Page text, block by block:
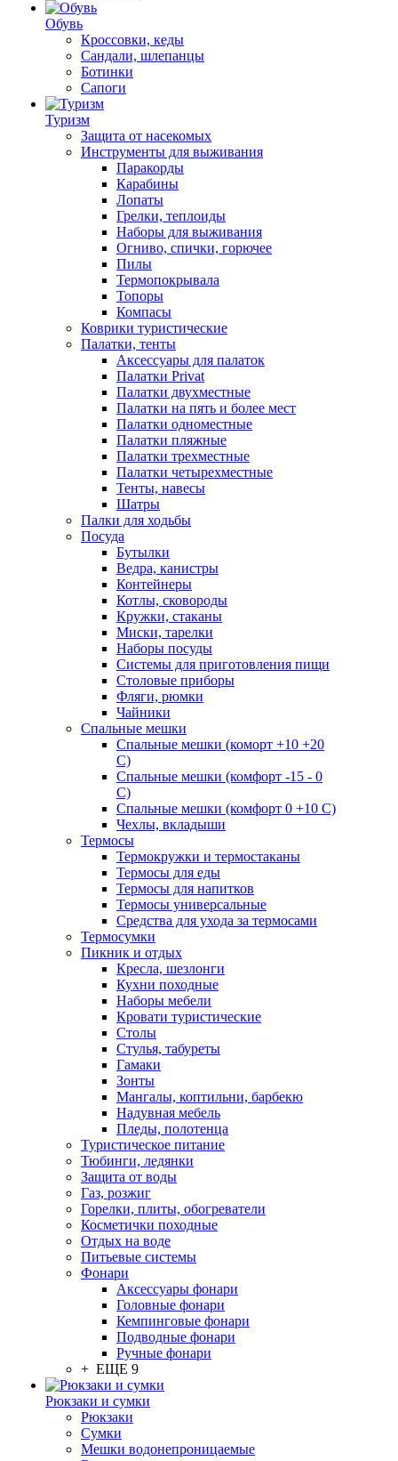
Обувь
Кроссовки, кеды
Сандали, шлепанцы
Ботинки
Сапоги
Туризм
Защита от насекомых
Инструменты для выживания
Паракорды
Карабины
Лопаты
Грелки, теплоиды
Наборы для выживания
Огниво, спички, горючее
Пилы
Термопокрывала
Топоры
Компасы
Коврики туристические
Палатки, тенты
Аксессуары для палаток
Палатки Privat
Палатки двухместные
Палатки на пять и более мест
Палатки одноместные
Палатки пляжные
Палатки трехместные
Палатки четырехместные
Тенты, навесы
Шатры
Палки для ходьбы
Посуда
Бутылки
Ведра, канистры
Контейнеры
Котлы, сковороды
Кружки, стаканы
Миски, тарелки
Наборы посуды
Системы для приготовления пищи
Столовые приборы
Фляги, рюмки
Чайники
Спальные мешки
Спальные мешки (коморт +10 +20
С)
Спальные мешки (комфорт -15 - 0
С)
Спальные мешки (комфорт 0 +10 С)
Чехлы, вкладыши
Термосы
Термокружки и термостаканы
Термосы для еды
Термосы для напитков
Термосы универсальные
Средства для ухода за термосами
Термосумки
Пикник и отдых
Кресла, шезлонги
Кухни походные
Наборы мебели
Кровати туристические
Столы
Стулья, табуреты
Гамаки
Зонты
Мангалы, коптильни, барбекю
Надувная мебель
Пледы, полотенца
Туристическое питание
Тюбинги, ледянки
Защита от воды
Газ, розжиг
Горелки, плиты, обогреватели
Косметички походные
Отдых на воде
Питьевые системы
Фонари
Аксессуары фонари
Головные фонари
Кемпинговые фонари
Подводные фонари
Ручные фонари
+ ЕЩЕ 9
Рюкзаки и сумки
Рюкзаки
Сумки
Мешки водонепроницаемые